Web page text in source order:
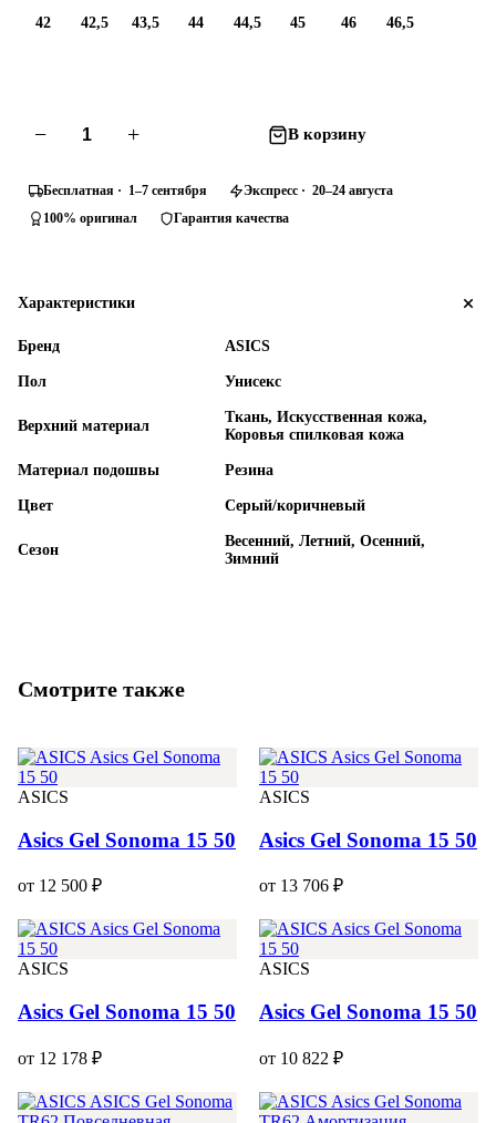
42 42,5 43,5 44 44,5 45 46 46,5
− + В корзину
Бесплатная · 1–7 сентября
Экспресс · 20–24 августа
100% оригинал
Гарантия качества
Характеристики
Бренд ASICS
Пол Унисекс
Верхний материал
Ткань, Искусственная кожа,
Коровья спилковая кожа
Материал подошвы Резина
Цвет Серый/коричневый
Сезон
Весенний, Летний, Осенний,
Зимний
Смотрите также
ASICS
Asics Gel Sonoma 15 50
от 12 500 ₽
ASICS
Asics Gel Sonoma 15 50
от 13 706 ₽
ASICS
Asics Gel Sonoma 15 50
от 12 178 ₽
ASICS
Asics Gel Sonoma 15 50
от 10 822 ₽